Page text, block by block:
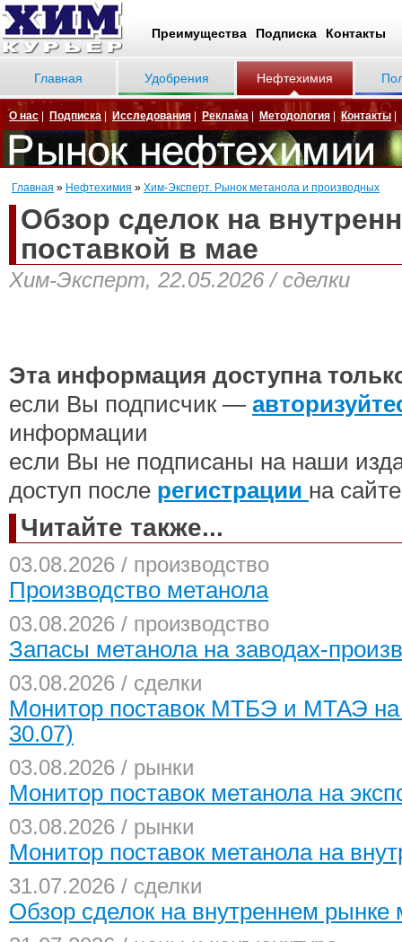
Преимущества Подписка Контакты
Главная Удобрения Нефтехимия
О нас Подписка Исследования Реклама Методология |Контакты
Главная » Нефтехимия » Хим-Эксперт. Рынок метанола и производных
Обзор сделок на
поставкой в мае
Хим-Эксперт, 22.05.2026 / сделки
Эта информация доступна
если Вы подписчик —
информации
если Вы не подписаны на наши
доступ после регистрации на сайте
Читайте также...
03.08.2026 / производство
Производство метанола
03.08.2026 / производство
Запасы метанола на заводах-
03.08.2026 / сделки
Монитор поставок МТБЭ и МТАЭ
30.07)
03.08.2026 / рынки
Монитор поставок метанола на
03.08.2026 / рынки
Монитор поставок метанола на
31.07.2026 / сделки
Обзор сделок на внутреннем рынке